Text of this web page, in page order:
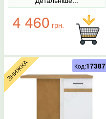
4 460 грн.
Код:17387